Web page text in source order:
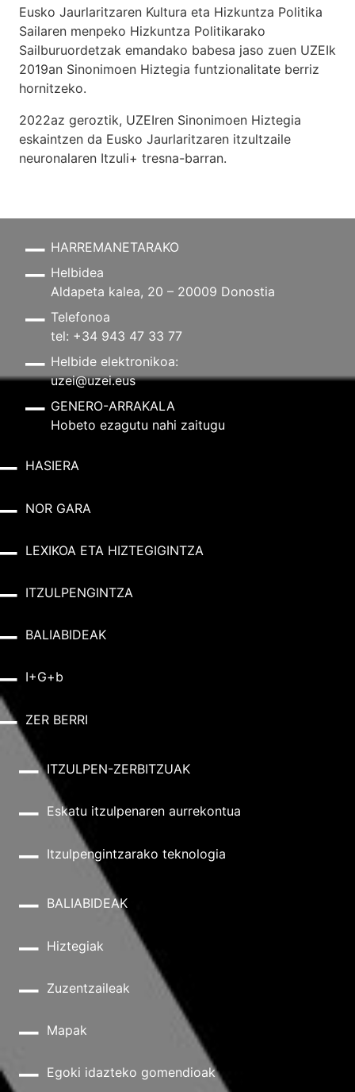
Eusko Jaurlaritzaren Kultura eta Hizkuntza Politika
Sailaren menpeko Hizkuntza Politikarako
Sailburuordetzak emandako babesa jaso zuen UZEIk
2019an Sinonimoen Hiztegia funtzionalitate berriz
hornitzeko.
2022az geroztik, UZEIren Sinonimoen Hiztegia
eskaintzen da Eusko Jaurlaritzaren itzultzaile
neuronalaren Itzuli+ tresna-barran.
HARREMANETARAKO
Helbidea
Aldapeta kalea, 20 – 20009 Donostia
Telefonoa
tel: +34 943 47 33 77
Helbide elektronikoa:
uzei@uzei.eus
GENERO-ARRAKALA
Hobeto ezagutu nahi zaitugu
HASIERA
NOR GARA
LEXIKOA ETA HIZTEGIGINTZA
ITZULPENGINTZA
BALIABIDEAK
I+G+b
ZER BERRI
ITZULPEN-ZERBITZUAK
Eskatu itzulpenaren aurrekontua
Itzulpengintzarako teknologia
BALIABIDEAK
Hiztegiak
Zuzentzaileak
Mapak
Egoki idazteko gomendioak